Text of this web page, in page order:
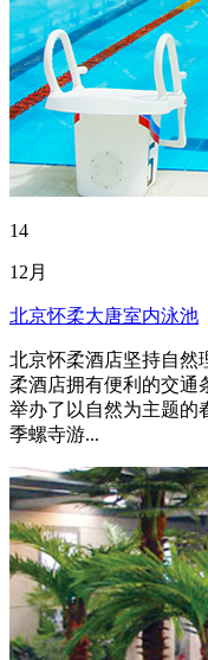
14
12月
北京怀柔大唐室内泳池
北京怀柔酒店坚持自然
柔酒店拥有便利的交通
举办了以自然为主题的
季螺寺游...